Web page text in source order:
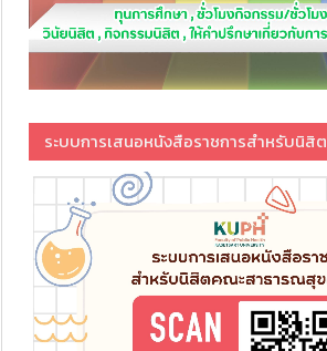
ระบบการเสนอหนังสือราชการสำหรับนิสิต